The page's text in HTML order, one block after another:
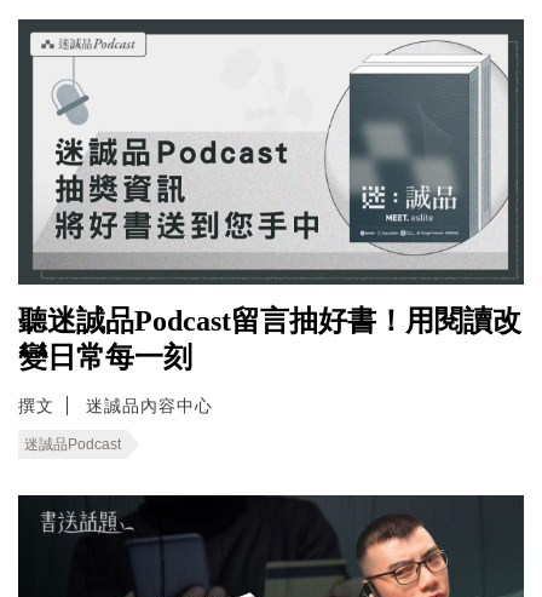
聽迷誠品Podcast留言抽好書！用閱讀改
變日常每一刻
撰文 迷誠品內容中心
迷誠品Podcast